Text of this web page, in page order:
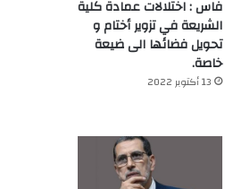
فاس : اختلالات عمادة كلية
الشريعة في تزوير أختام و
تحويل فضائها الى ضيعة
خاصة.
13 أكتوبر 2022